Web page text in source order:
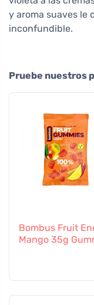
y aroma suaves le
inconfundible.
Pruebe nuestros
Bombus Fruit
Mango 35g